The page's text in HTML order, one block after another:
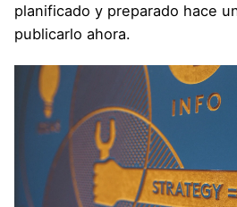
planificado y preparado hace
publicarlo ahora.